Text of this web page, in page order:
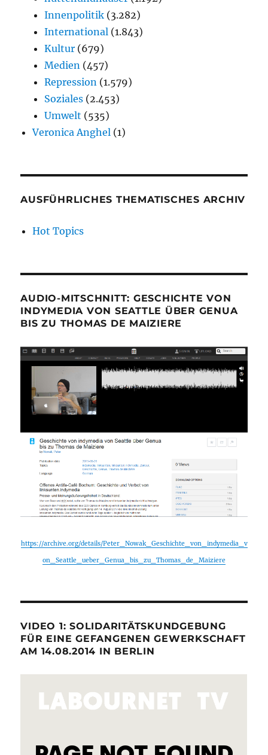
Innenpolitik (3.282)
International (1.843)
Kultur (679)
Medien (457)
Repression (1.579)
Soziales (2.453)
Umwelt (535)
Veronica Anghel (1)
AUSFÜHRLICHES THEMATISCHES ARCHIV
Hot Topics
AUDIO-MITSCHNITT: GESCHICHTE VON
INDYMEDIA VON SEATTLE ÜBER GENUA
BIS ZU THOMAS DE MAIZIERE
https://archive.org/details/Peter_Nowak_Geschichte_von_indymedia_v
on_Seattle_ueber_Genua_bis_zu_Thomas_de_Maiziere
VIDEO 1: SOLIDARITÄTSKUNDGEBUNG
FÜR EINE GEFANGENEN GEWERKSCHAFT
AM 14.08.2014 IN BERLIN